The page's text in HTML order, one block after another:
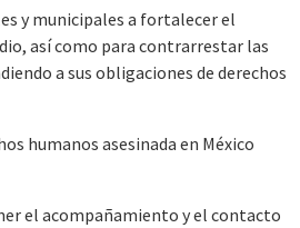
y municipales a fortalecer el
así como para contrarrestar las
a sus obligaciones de derechos
humanos asesinada en México
el acompañamiento y el contacto